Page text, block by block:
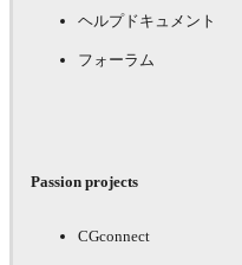
ヘルプドキュメント
フォーラム
Passion projects
CGconnect